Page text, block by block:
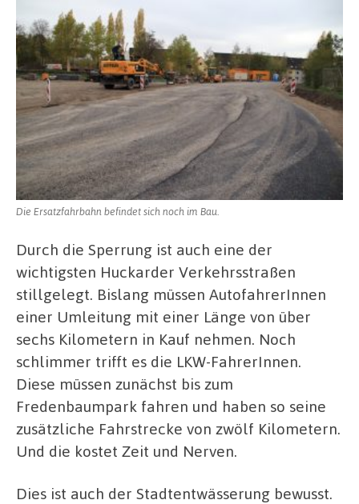
Die Ersatzfahrbahn befindet sich noch im Bau.
Durch die Sperrung ist auch eine der
wichtigsten Huckarder Verkehrsstraßen
stillgelegt. Bislang müssen AutofahrerInnen
einer Umleitung mit einer Länge von über
sechs Kilometern in Kauf nehmen. Noch
schlimmer trifft es die LKW-FahrerInnen.
Diese müssen zunächst bis zum
Fredenbaumpark fahren und haben so seine
zusätzliche Fahrstrecke von zwölf Kilometern.
Und die kostet Zeit und Nerven.
Dies ist auch der Stadtentwässerung bewusst.